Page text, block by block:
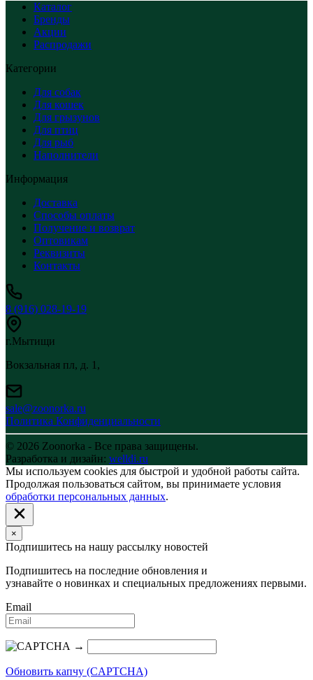
Каталог
Бренды
Акции
Распродажи
Категории
Для собак
Для кошек
Для грызунов
Для птиц
Для рыб
Наполнители
Информация
Доставка
Способы оплаты
Получение и возврат
Оптовикам
Реквизиты
Контакты
8 (916) 028-19-19
г.Мытищи
Вокзальная пл, д. 1,
sale@zoonorka.ru
Политика Конфиденциальности
© 2026 Zoonorka - Все права защищены.
Разработка и дизайн: welldi.ru
Мы используем cookies для быстрой и удобной работы сайта.
Продолжая пользоваться сайтом, вы принимаете условия
обработки персональных данных.
×
Подпишитесь на нашу рассылку новостей
Подпишитесь на последние обновления и
узнавайте о новинках и специальных предложениях первыми.
Email
→
Обновить капчу (CAPTCHA)